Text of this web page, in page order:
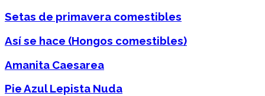
Setas de primavera comestibles
Así se hace (Hongos comestibles)
Amanita Caesarea
Pie Azul Lepista Nuda